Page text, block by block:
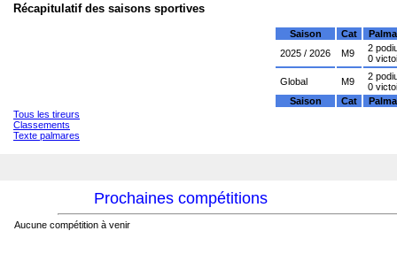
Récapitulatif des saisons sportives
Saison Cat
2025 / 2026
M9
2
0
Global M9
2
0
Saison
Cat
Tous les tireurs
Classements
Texte palmares
Prochaines compétitions
Aucune compétition à venir